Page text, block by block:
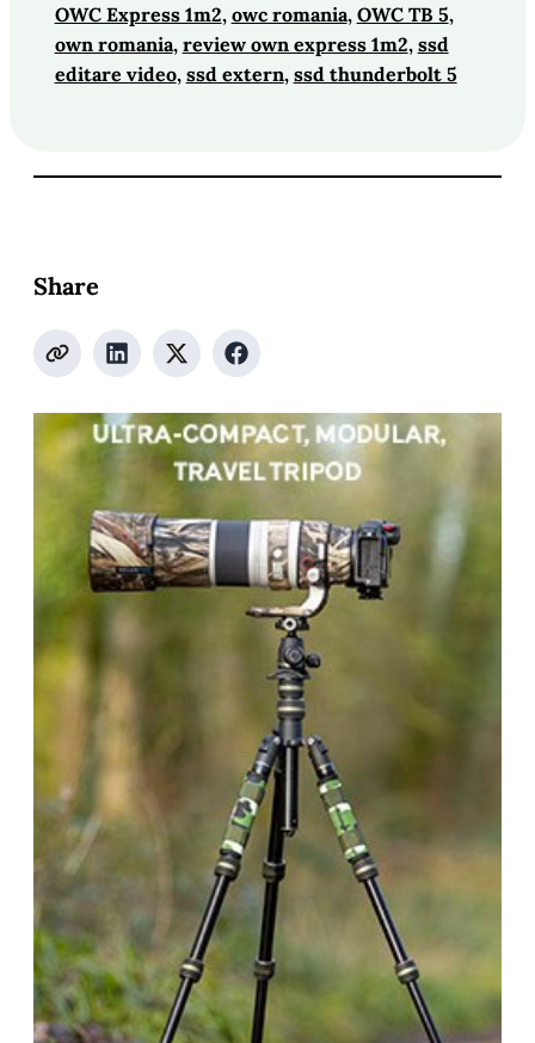
OWC Express 1m2, owc romania, OWC TB 5 ,
own romania, review own express 1m2, ssd
editare video, ssd extern, ssd thunderbolt 5
Share